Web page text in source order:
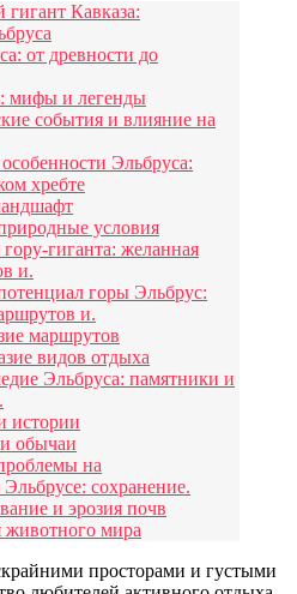
Кавказа:
от древности до
мифы и легенды
события и влияние на
Эльбруса:
хребте
условия
гиганта: желанная
и.
горы Эльбрус:
и.
маршрутов
видов отдыха
Эльбруса: памятники и
истории
обычаи
на
сохранение.
и эрозия почв
животного мира
просторами и густыми